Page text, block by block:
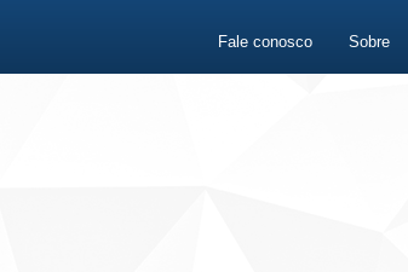
Fale conosco Sobre